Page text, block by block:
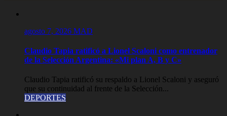
agosto 7, 2026 MAD
Claudio Tapia ratificó a Lionel Scaloni como entrenador
de la Selección Argentina: «Mi plan A, B y C»
Claudio Tapia ratificó su respaldo a Lionel Scaloni y aseguró
que su continuidad al frente de la Selección...
DEPORTES